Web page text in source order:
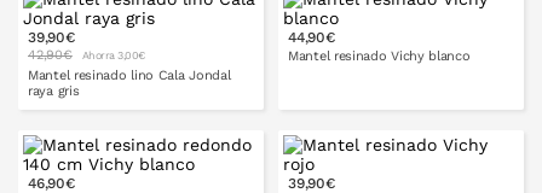
39,90€
42,90€ Ahorra 3,00€
Mantel resinado lino Cala Jondal
raya gris
150x200 150x250
150x300
44,90€
Mantel resinado Vichy blanco
140x140
cm
140x200
cm
cm
46,90€ 39,90€
140x140
cm
140x200